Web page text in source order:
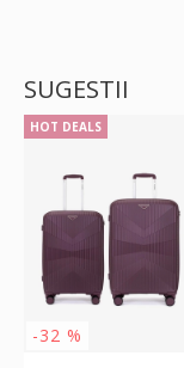
SUGESTII
HOT DEALS
-32 %